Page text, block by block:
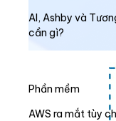
AI, Ashby và
cần gì?
Phần mềm
AWS ra mắt tùy